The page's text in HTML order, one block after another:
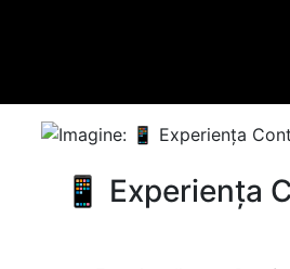
📱 Experiența